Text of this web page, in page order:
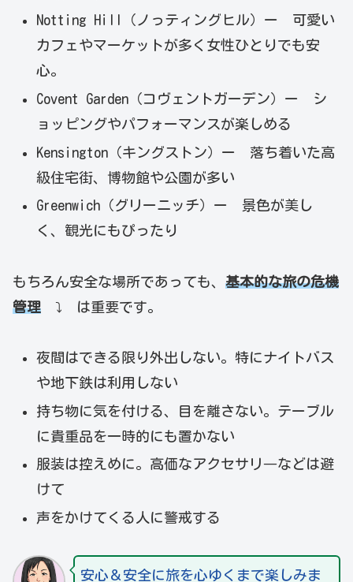
Notting Hill（ノっティングヒル）ー 可愛い
カフェやマーケットが多く女性ひとりでも安
心。
Covent Garden（コヴェントガーデン）ー シ
ョッピングやパフォーマンスが楽しめる
Kensington（キングストン）ー 落ち着いた高
級住宅街、博物館や公園が多い
Greenwich（グリーニッチ）ー 景色が美し
く、観光にもぴったり
もちろん安全な場所であっても、 基本的な旅の危機
管理 ⤵ は重要です。
夜間はできる限り外出しない。特にナイトバス
や地下鉄は利用しない
持ち物に気を付ける、目を離さない。テーブル
に貴重品を一時的にも置かない
服装は控えめに。高価なアクセサリ―などは避
けて
声をかけてくる人に警戒する
安心＆安全に旅を心ゆくまで楽しみま